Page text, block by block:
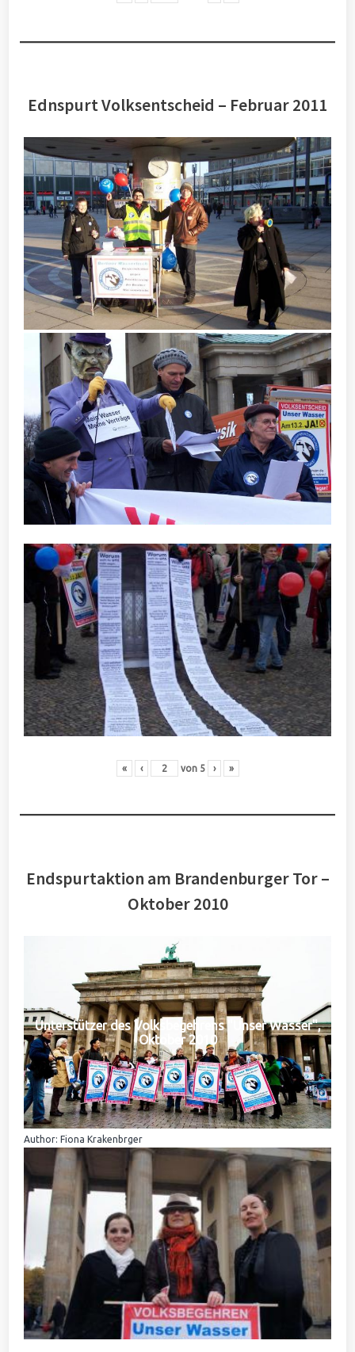
Ednspurt Volksentscheid – Februar 2011
« ‹ von 5 › »
Endspurtaktion am Brandenburger Tor –
Oktober 2010
Unterstützer des Volksbegehrens "Unser Wasser",
Oktober 2010
Author: Fiona Krakenbrger